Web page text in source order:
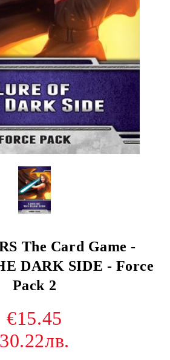
The Card Game -
DARK SIDE - Force
Pack 2
€15.45
30.22лв.